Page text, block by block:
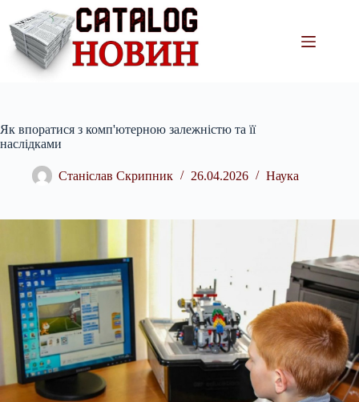
вмісту
Як впоратися з комп'ютерною залежністю та її
наслідками
Станіслав Скрипник 26.04.2026 Наука